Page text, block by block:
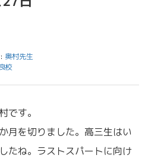
奥村先生
校
です。
月を切りました。高三生はい
たね。ラストスパートに向け